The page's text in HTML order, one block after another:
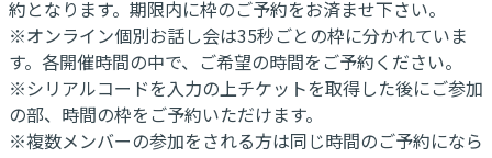
約となります。期限内に枠のご予約をお済ませ下さい。
※オンライン個別お話し会は35秒ごとの枠に分かれていま
す。各開催時間の中で、ご希望の時間をご予約ください。
※シリアルコードを入力の上チケットを取得した後にご参加
の部、時間の枠をご予約いただけます。
※複数メンバーの参加をされる方は同じ時間のご予約になら